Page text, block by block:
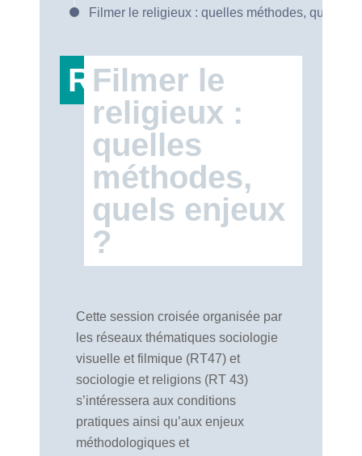
Filmer le religieux : quelles méthodes, quels
RT47
Filmer le
religieux :
quelles
méthodes,
quels enjeux
?
Cette session croisée organisée par
les réseaux thématiques sociologie
visuelle et filmique (RT47) et
sociologie et religions (RT 43)
s’intéressera aux conditions
pratiques ainsi qu’aux enjeux
méthodologiques et